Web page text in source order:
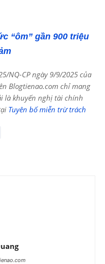
“ôm” gần 900 triệu
NQ-CP ngày 9/9/2025 của
Blogtienao.com chỉ mang
là khuyến nghị tài chính
Tuyên bố miễn trừ trách